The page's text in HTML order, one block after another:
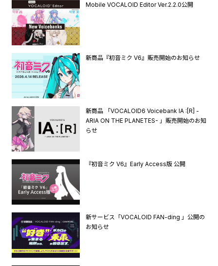
Mobile VOCALOID Editor Ver.2.2.0公開
新商品『初音ミク V6』販売開始のお知らせ
新商品 「VOCALOID6 Voicebank IA :[R] -
ARIA ON THE PLANETES- 」販売開始のお知
らせ
『初音ミク V6』Early Access版 公開
新サービス「VOCALOID FAN-ding 」公開の
お知らせ